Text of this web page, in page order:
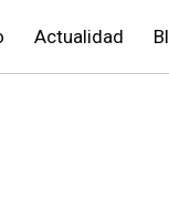
Actualidad